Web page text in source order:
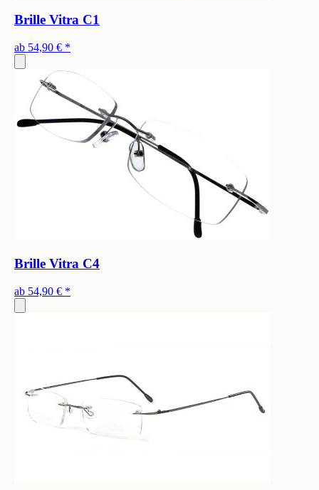
Brille Vitra C1
ab 54,90 € *
Brille Vitra C4
ab 54,90 € *